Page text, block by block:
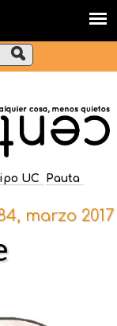
UC Pauta
marzo 2017